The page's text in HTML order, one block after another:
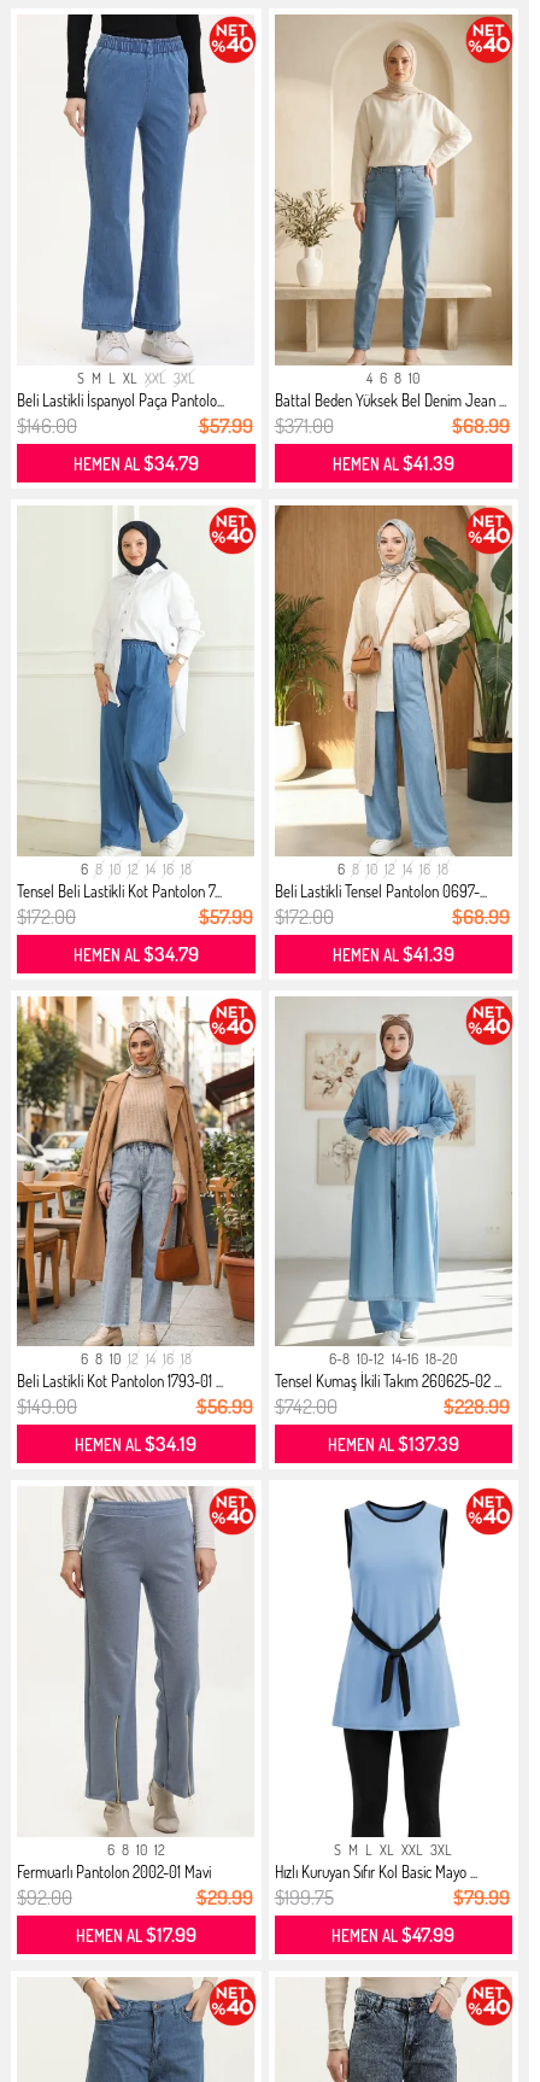
S M L XL XXL 3XL
Beli Lastikli İspanyol Paça Pantolo...
$146.00 $57.99
HEMEN AL$34.79
4 6 8 10
Battal Beden Yüksek Bel Denim Jean ...
$371.00 $68.99
HEMEN AL$41.39
6 8 10 12 14 16 18
Tensel Beli Lastikli Kot Pantolon 7...
$172.00 $57.99
HEMEN AL$34.79
6 8 10 12 14 16 18
Beli Lastikli Tensel Pantolon 0697-...
$172.00 $68.99
HEMEN AL$41.39
6 8 10 12 14 16 18
Beli Lastikli Kot Pantolon 1793-01 ...
$149.00 $56.99
HEMEN AL$34.19
6-8 10-12 14-16 18-20
Tensel Kumaş İkili Takım 260625-02 ...
$742.00 $228.99
HEMEN AL$137.39
6 8 10 12
Fermuarlı Pantolon 2002-01 Mavi
$92.00 $29.99
HEMEN AL$17.99
S M L XL XXL 3XL
Hızlı Kuruyan Sıfır Kol Basic Mayo ...
$199.75 $79.99
HEMEN AL$47.99